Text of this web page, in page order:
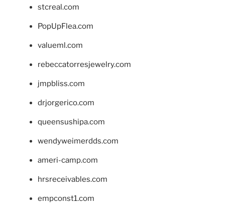
stcreal.com
PopUpFlea.com
valueml.com
rebeccatorresjewelry.com
jmpbliss.com
drjorgerico.com
queensushipa.com
wendyweimerdds.com
ameri-camp.com
hrsreceivables.com
empconst1.com